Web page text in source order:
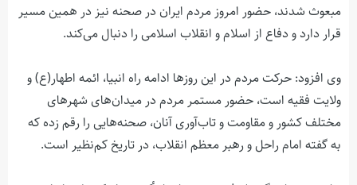
مبعوث شدند، حضور امروز مردم ایران در صحنه نیز در همین مسیر
قرار دارد و دفاع از اسلام و انقلاب اسلامی را دنبال می‌کند.
وی افزود: حرکت مردم در این روزها ادامه راه انبیا، ائمه اطهار(ع) و
ولایت فقیه است، حضور مستمر مردم در میدان‌های شهرهای
مختلف کشور و مقاومت و تاب‌آوری آنان، صحنه‌هایی را رقم زده که
به گفته امام راحل و رهبر معظم انقلاب، در تاریخ کم‌نظیر است.